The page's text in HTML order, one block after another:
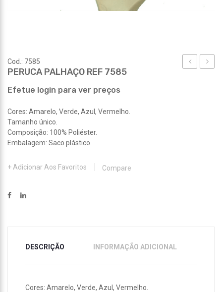
Cod.: 7585
PERUCA PALHAÇO REF 7585
Efetue login para ver preços
Cores: Amarelo, Verde, Azul, Vermelho.
Tamanho único.
Composição: 100% Poliéster.
Embalagem: Saco plástico.
Adicionar Aos Favoritos Compare
DESCRIÇÃO INFORMAÇÃO ADICIONAL
Cores: Amarelo, Verde, Azul, Vermelho.